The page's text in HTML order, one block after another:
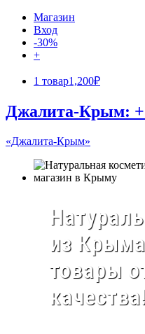
Магазин
Вход
-30%
+
1 товар1,200₽
Джалита-Крым:
«Джалита-Крым»
из
товары
качества!